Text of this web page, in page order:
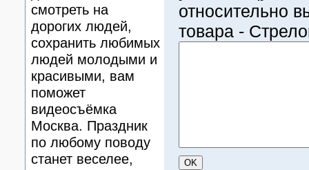
смотреть на
дорогих людей,
сохранить любимых
людей молодыми и
красивыми, вам
поможет
видеосъёмка
Москва. Праздник
по любому поводу
станет веселее,
относительно
товара -